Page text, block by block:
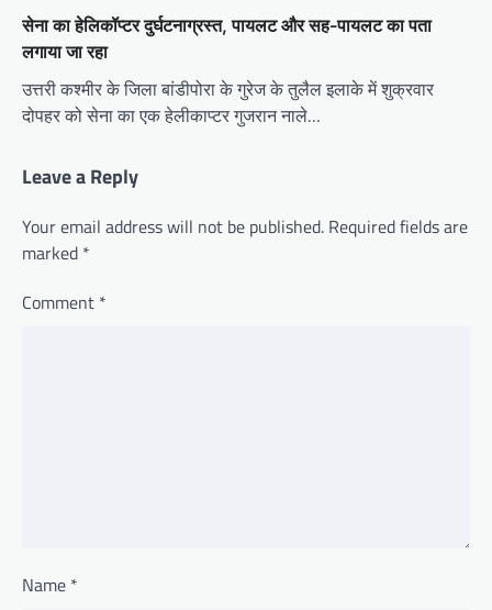
सेना का हेलिकॉप्टर दुर्घटनाग्रस्त, पायलट और सह-पायलट का पता
लगाया जा रहा
उत्तरी कश्मीर के जिला बांडीपोरा के गुरेज के तुलैल इलाके में शुक्रवार
दोपहर को सेना का एक हेलीकाप्टर गुजरान नाले…
Leave a Reply
Your email address will not be published. Required fields are
marked *
Comment *
Name *